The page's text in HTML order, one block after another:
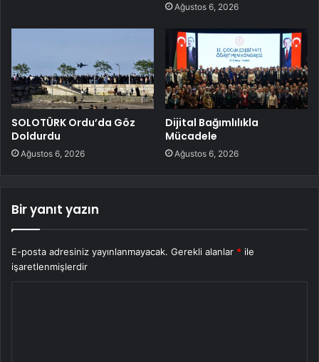
Ağustos 6, 2026
SOLOTÜRK Ordu’da Göz
Doldurdu
Ağustos 6, 2026
Dijital Bağımlılıkla
Mücadele
Ağustos 6, 2026
Bir yanıt yazın
E-posta adresiniz yayınlanmayacak. Gerekli alanlar * ile
işaretlenmişlerdir